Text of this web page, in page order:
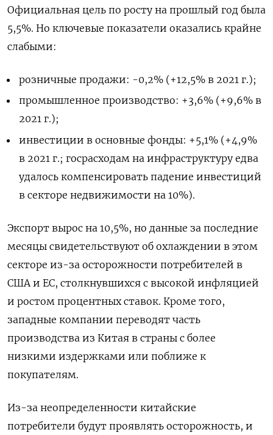
Официальная цель по росту на прошлый год была
5,5%. Но ключевые показатели оказались крайне
слабыми:
розничные продажи: -0,2% (+12,5% в 2021 г.);
промышленное производство: +3,6% (+9,6% в
2021 г.);
инвестиции в основные фонды: +5,1% (+4,9%
в 2021 г.; госрасходам на инфраструктуру едва
удалось компенсировать падение инвестиций
в секторе недвижимости на 10%).
Экспорт вырос на 10,5%, но данные за последние
месяцы свидетельствуют об охлаждении в этом
секторе из-за осторожности потребителей в
США и ЕС, столкнувшихся с высокой инфляцией
и ростом процентных ставок. Кроме того,
западные компании переводят часть
производства из Китая в страны с более
низкими издержками или поближе к
покупателям.
Из-за неопределенности китайские
потребители будут проявлять осторожность, и